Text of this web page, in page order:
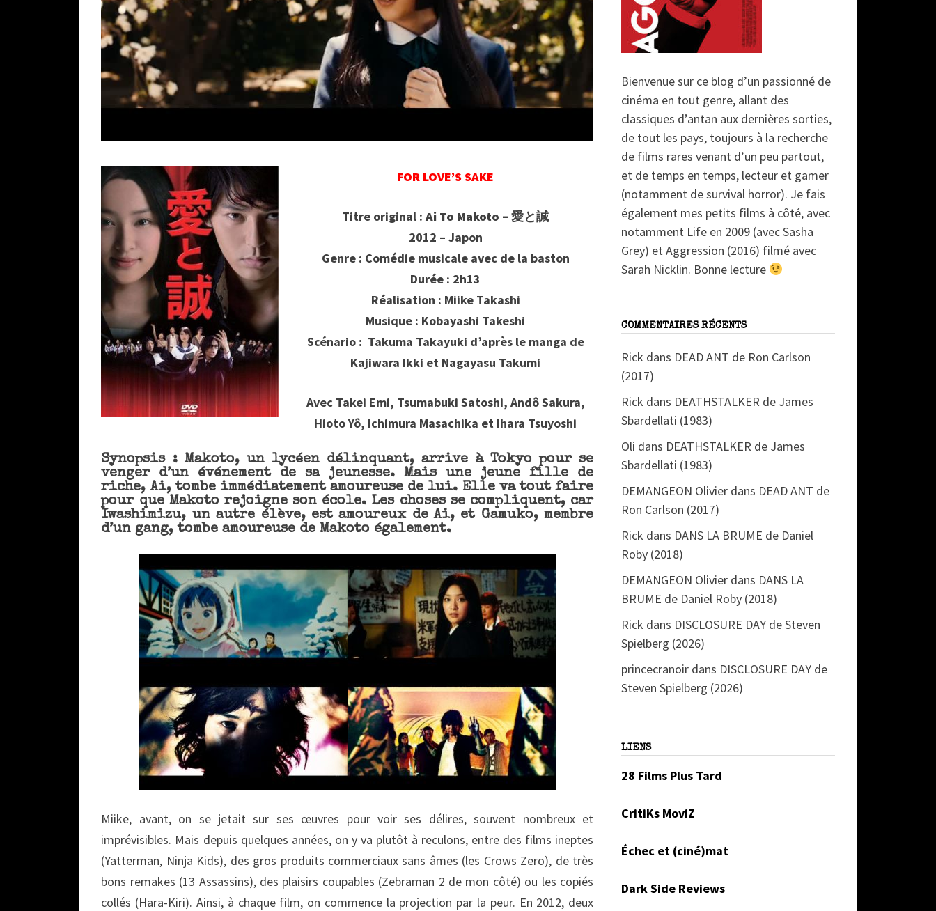
FOR LOVE’S SAKE
Titre original :Ai To Makoto – 愛と誠
2012 – Japon
Genre : Comédie musicale avec de la baston
Durée : 2h13
Réalisation : Miike Takashi
Musique : Kobayashi Takeshi
Scénario : Takuma Takayuki d’après le manga de
Kajiwara Ikki et Nagayasu Takumi
Avec Takei Emi, Tsumabuki Satoshi, Andô Sakura,
Hioto Yô, Ichimura Masachika et Ihara Tsuyoshi
Synopsis : Makoto, un lycéen délinquant, arrive à Tokyo pour se
venger d’un événement de sa jeunesse. Mais une jeune fille de
riche, Ai, tombe immédiatement amoureuse de lui. Elle va tout faire
pour que Makoto rejoigne son école. Les choses se compliquent, car
Iwashimizu, un autre élève, est amoureux de Ai, et Gamuko, membre
d’un gang, tombe amoureuse de Makoto également.
Miike, avant, on se jetait sur ses œuvres pour voir ses délires, souvent nombreux et
imprévisibles. Mais depuis quelques années, on y va plutôt à reculons, entre des films ineptes
(Yatterman, Ninja Kids), des gros produits commerciaux sans âmes (les Crows Zero), de très
bons remakes (13 Assassins), des plaisirs coupables (Zebraman 2 de mon côté) ou les copiés
collés (Hara-Kiri). Ainsi, à chaque film, on commence la projection par la peur. En 2012, deux
Bienvenue sur ce blog d’un passionné de
cinéma en tout genre, allant des
classiques d’antan aux dernières sorties,
de tout les pays, toujours à la recherche
de films rares venant d’un peu partout,
et de temps en temps, lecteur et gamer
(notamment de survival horror). Je fais
également mes petits films à côté, avec
notamment Life en 2009 (avec Sasha
Grey) et Aggression (2016) filmé avec
Sarah Nicklin. Bonne lecture
COMMENTAIRES RÉCENTS
Rick dans DEAD ANT de Ron Carlson
(2017)
Rick dans DEATHSTALKER de James
Sbardellati (1983)
Oli dans DEATHSTALKER de James
Sbardellati (1983)
DEMANGEON Olivier dans DEAD ANT de
Ron Carlson (2017)
Rick dans DANS LA BRUME de Daniel
Roby (2018)
DEMANGEON Olivier dans DANS LA
BRUME de Daniel Roby (2018)
Rick dans DISCLOSURE DAY de Steven
Spielberg (2026)
princecranoir dans DISCLOSURE DAY de
Steven Spielberg (2026)
LIENS
28 Films Plus Tard
CritiKs MoviZ
Échec et (ciné)mat
Dark Side Reviews